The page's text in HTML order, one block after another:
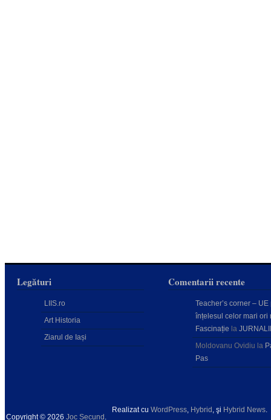
Legături
LIIS.ro
Art Historia
Ziarul de Iași
Comentarii recente
Teacher’s corner – UE
înțelesul celor mari ori
Fascinație la
Moldovanu Ovidiu la
Pas
Copyright © 2026 Joc Secund .
Realizat cu WordPress, Hybrid , şi Hybrid News.